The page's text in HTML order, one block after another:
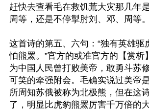
赶快去查看毛在救饥荒大灾那几年
周等，还是不停掣肘刘、邓、周等。
这首诗的第五、六句：“独有英雄驱
怕熊罴。”官方的或准官方的【赏析
为中国人民曾打败美帝，敢勇斗苏
可笑的牵强附会。毛确实说过美帝
所周知苏俄被称为北极熊，但在这
了，明显比虎豹熊罴厉害千万倍的